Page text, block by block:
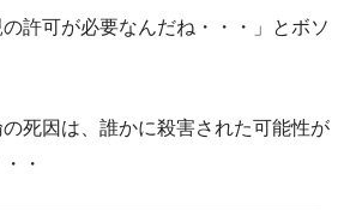
許可が必要なんだね・・・」とボソ
死因は、誰かに殺害された可能性が
・